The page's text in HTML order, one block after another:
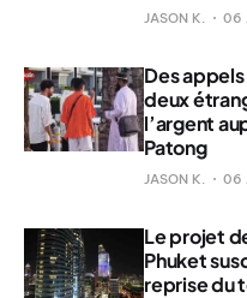
JASON K. 06
Des
deux
l’argent
Patong
JASON K. 06
Le projet
Phuket
reprise du